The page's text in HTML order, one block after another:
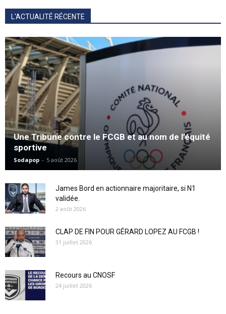
L'ACTUALITÉ RÉCENTE
Une Tribune contre le FCGB et au nom de l’équité
sportive
Sodapop - 5 août 2026
James Bord en actionnaire majoritaire, si N1
validée.
2 août 2026
CLAP DE FIN POUR GÉRARD LOPEZ AU FCGB !
31 juillet 2026
Recours au CNOSF
24 juillet 2026